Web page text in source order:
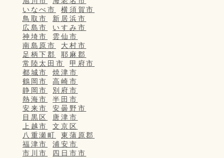
いなべ市
横須賀市
鳥取市
新居浜市
広島市
いすみ市
神埼市
雲仙市
南島原市
大村市
足柄下郡
耶麻郡
常陸太田市
甲府市
都城市
焼津市
鶴岡市
高崎市
静岡市
別府市
熱海市
半田市
安来市
安曇野市
目黒区
唐津市
上越市
文京区
八重瀬町
東蒲原郡
福津市
浦安市
市川市
四日市市